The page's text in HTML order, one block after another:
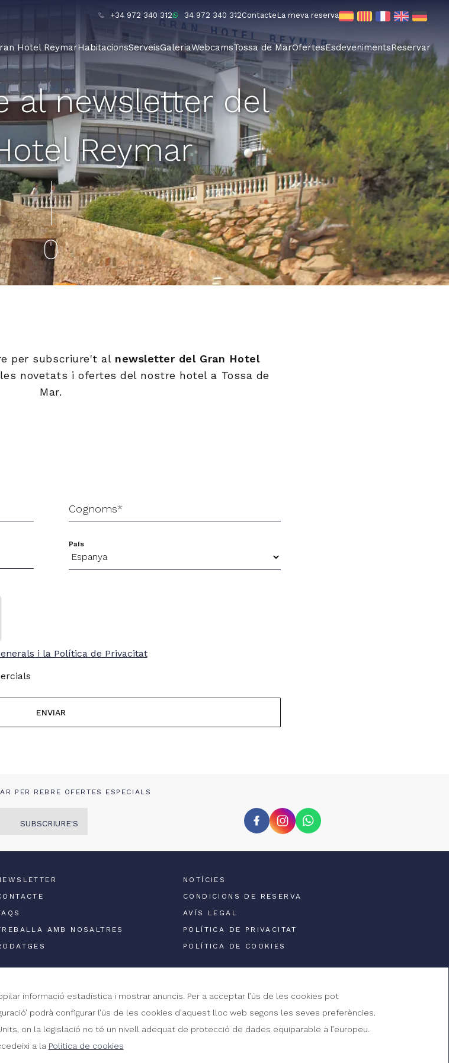
+34 972 340 312 34 972 340 312ContacteLa meva reserva
Hotel ReymarHabitacionsServeisGaleriaWebcamsTossa de MarOfertesEsdevenimentsReservar
al newsletter del
Reymar
per subscriure't al newsletter del Gran Hotel
novetats i ofertes del nostre hotel a Tossa de
Mar.
Cognoms*
País
i la Política de Privacitat
PER REBRE OFERTES ESPECIALS
SUBSCRIURE'S
AMB NOSALTRES
NOTÍCIES
CONDICIONS DE RESERVA
AVÍS LEGAL
POLÍTICA DE PRIVACITAT
POLÍTICA DE COOKIES
informació estadística i mostrar anuncis. Per a acceptar l’ús de les cookies pot
podrà configurar l’ús de les cookies d’aquest lloc web segons les seves preferències.
on la legislació no té un nivell adequat de protecció de dades equiparable a l’europeu.
a la Política de cookies